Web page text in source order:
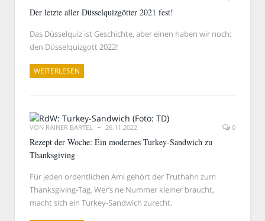
Der letzte aller Düsselquizgötter 2021 fest!
Das Düsselquiz ist Geschichte, aber einen haben wir noch:
den Düsselquizgott 2022!
WEITERLESEN
VON RAINER BARTEL 26.11.2022 0
Rezept der Woche: Ein modernes Turkey-Sandwich zu
Thanksgiving
Für jeden ordentlichen Ami gehört der Truthahn zum
Thanksgiving-Tag. Wer’s ne Nummer kleiner braucht,
macht sich ein Turkey-Sandwich zurecht.